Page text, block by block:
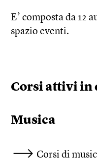
E’ composta da 12
spazio eventi.
Corsi attivi in
Musica
Corsi di